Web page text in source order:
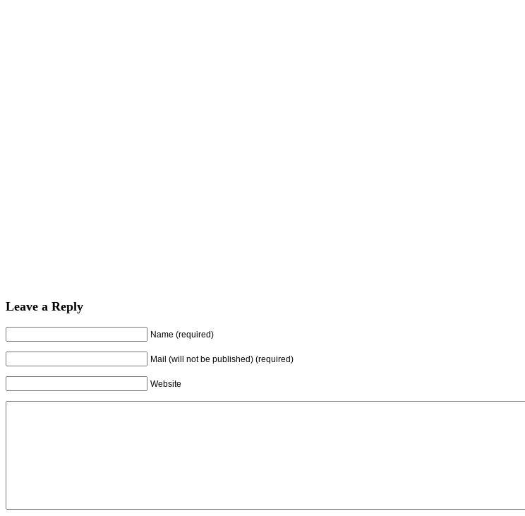
Leave a Reply
Name (required)
Mail (will not be published) (required)
Website